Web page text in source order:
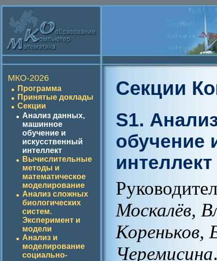
МКО-2026
Программа
Принятые доклады
Секции
Анализ данных,
машинное
обучение и
искусственный
интеллект
Вычислительные
методы и
математическое
моделирование
Анализ сложных
биологических
систем.
Эксперимент и
модели
Анализ и
моделирование
социально-
Секции
S1.
обучение
интеллект
Москалёв,
Кореньков,
Черемисина